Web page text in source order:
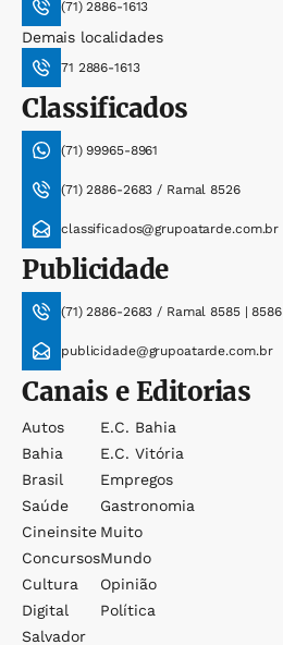
(71) 2886-1613
Demais localidades
71 2886-1613
Classificados
(71) 99965-8961
(71) 2886-2683 / Ramal 8526
classificados@grupoatarde.com.br
Publicidade
(71) 2886-2683 / Ramal 8585 | 8586
publicidade@grupoatarde.com.br
Canais e Editorias
Autos
Bahia
Brasil
Saúde
Cineinsite
Concursos
Cultura
Digital
Salvador
E.c. Bahia
E.c. Vitória
Empregos
Gastronomia
Muito
Mundo
Opinião
Política